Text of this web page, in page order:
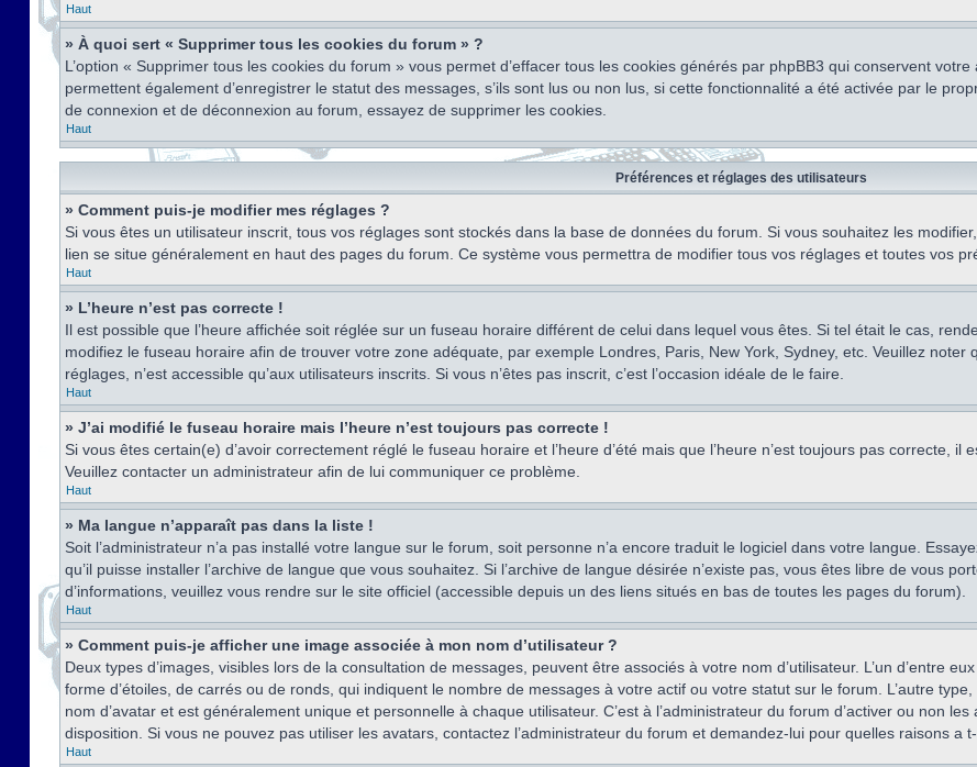
Haut
» À quoi sert « Supprimer tous les cookies du forum » ?
L’option « Supprimer tous les cookies du forum » vous permet d’effacer tous les cookies générés par phpBB3 qui conservent
permettent également d’enregistrer le statut des messages, s’ils sont lus ou non lus, si cette fonctionnalité a été activée par le
de connexion et de déconnexion au forum, essayez de supprimer les cookies.
Haut
Préférences et réglages des utilisateurs
» Comment puis-je modifier mes réglages ?
Si vous êtes un utilisateur inscrit, tous vos réglages sont stockés dans la base de données du forum. Si vous souhaitez les
lien se situe généralement en haut des pages du forum. Ce système vous permettra de modifier tous vos réglages et toutes vos
Haut
» L’heure n’est pas correcte !
Il est possible que l’heure affichée soit réglée sur un fuseau horaire différent de celui dans lequel vous êtes. Si tel était le cas,
modifiez le fuseau horaire afin de trouver votre zone adéquate, par exemple Londres, Paris, New York, Sydney, etc. Veuillez
réglages, n’est accessible qu’aux utilisateurs inscrits. Si vous n’êtes pas inscrit, c’est l’occasion idéale de le faire.
Haut
» J’ai modifié le fuseau horaire mais l’heure n’est toujours pas correcte !
Si vous êtes certain(e) d’avoir correctement réglé le fuseau horaire et l’heure d’été mais que l’heure n’est toujours pas correcte, il
Veuillez contacter un administrateur afin de lui communiquer ce problème.
Haut
» Ma langue n’apparaît pas dans la liste !
Soit l’administrateur n’a pas installé votre langue sur le forum, soit personne n’a encore traduit le logiciel dans votre langue.
qu’il puisse installer l’archive de langue que vous souhaitez. Si l’archive de langue désirée n’existe pas, vous êtes libre de vous
d’informations, veuillez vous rendre sur le site officiel (accessible depuis un des liens situés en bas de toutes les pages du forum).
Haut
» Comment puis-je afficher une image associée à mon nom d’utilisateur ?
Deux types d’images, visibles lors de la consultation de messages, peuvent être associés à votre nom d’utilisateur. L’un d’entre
forme d’étoiles, de carrés ou de ronds, qui indiquent le nombre de messages à votre actif ou votre statut sur le forum. L’autre
nom d’avatar et est généralement unique et personnelle à chaque utilisateur. C’est à l’administrateur du forum d’activer ou non
disposition. Si vous ne pouvez pas utiliser les avatars, contactez l’administrateur du forum et demandez-lui pour quelles raisons a
Haut